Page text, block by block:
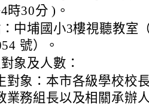
時30分 )。
中埔國小3樓視聽教室
號）。
象及人數：
對象：本市各級學校校
業務組長以及相關承辦